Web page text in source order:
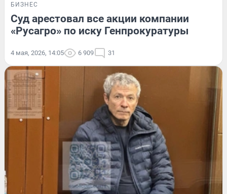
БИЗНЕС
Суд арестовал все акции компании
«Русагро» по иску Генпрокуратуры
4 мая, 2026, 14:05 6 909 31